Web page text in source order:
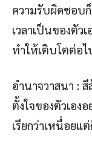
ความรับผิดชอบ
เวลาเป็นของตัว
ทำให้เติบโตต่อไ
อำนาจวาสนา :
ตั้งใจของตัวเอง
เรียกว่าเหนื่อยแ